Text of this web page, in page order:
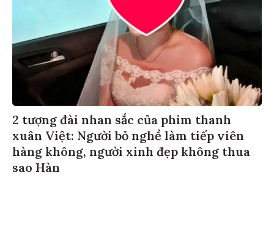
2 tượng đài nhan sắc của phim thanh
xuân Việt: Người bỏ nghề làm tiếp viên
hàng không, người xinh đẹp không thua
sao Hàn